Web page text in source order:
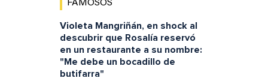
FAMOSOS
Violeta Mangriñán, en shock al
descubrir que Rosalía reservó
en un restaurante a su nombre:
"Me debe un bocadillo de
butifarra"